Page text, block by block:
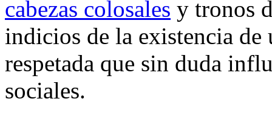
cabezas colosales y tronos
indicios de la existencia de
respetada que sin duda
sociales.